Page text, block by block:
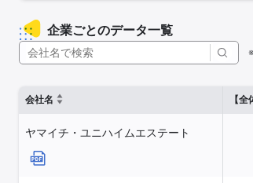
企業ごとのデータ一覧
会社名 【
ヤマイチ・ユニハイムエステート